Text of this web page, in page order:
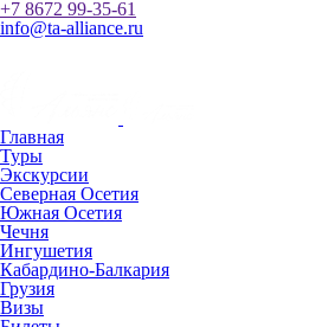
+7 8672 99-35-61
info@ta-alliance.ru
Главная
Туры
Экскурсии
Северная Осетия
Южная Осетия
Чечня
Ингушетия
Кабардино-Балкария
Грузия
Визы